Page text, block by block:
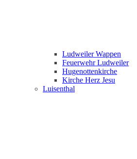
Ludweiler Wappen
Feuerwehr Ludweiler
Hugenottenkirche
Kirche Herz Jesu
Luisenthal